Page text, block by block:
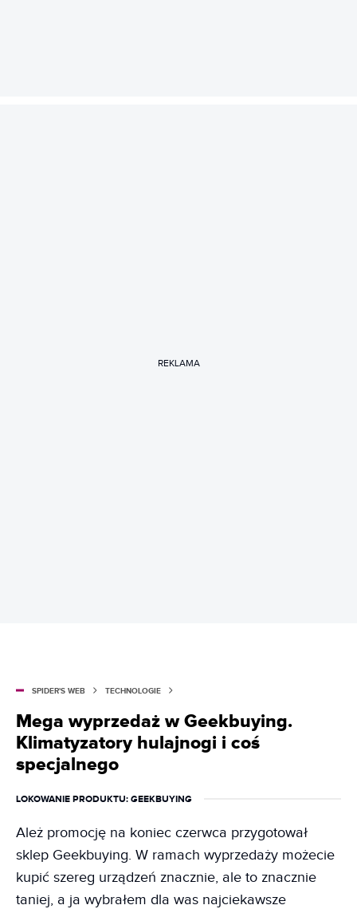
REKLAMA
SPIDER'S WEB TECHNOLOGIE
Mega wyprzedaż w Geekbuying.
Klimatyzatory hulajnogi i coś
specjalnego
LOKOWANIE PRODUKTU: GEEKBUYING
Ależ promocję na koniec czerwca przygotował
sklep Geekbuying. W ramach wyprzedaży możecie
kupić szereg urządzeń znacznie, ale to znacznie
taniej, a ja wybrałem dla was najciekawsze